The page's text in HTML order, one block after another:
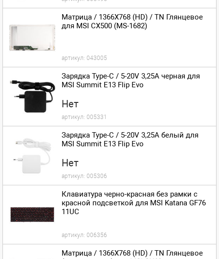
Матрица / 1366X768 (HD) / TN Глянцевое
для MSI CX500 (MS-1682)
артикул: 043005
Зарядка Type-C / 5-20V 3,25A черная для
MSI Summit E13 Flip Evo
Нет
артикул: 005331
Зарядка Type-C / 5-20V 3,25A белый для
MSI Summit E13 Flip Evo
Нет
артикул: 005306
Клавиатура черно-красная без рамки c
красной подсветкой для MSI Katana GF76
11UC
артикул: 006356
Матрица / 1366X768 (HD) / TN Глянцевое